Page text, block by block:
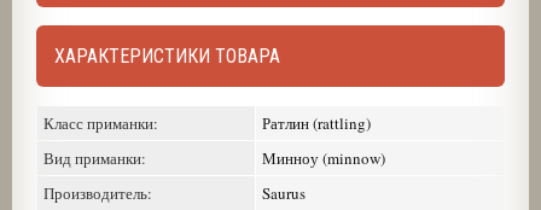
ХАРАКТЕРИСТИКИ ТОВАРА
Класс приманки:
Ратлин (rattling)
Вид приманки:
Минноу (minnow)
Производитель:
Saurus